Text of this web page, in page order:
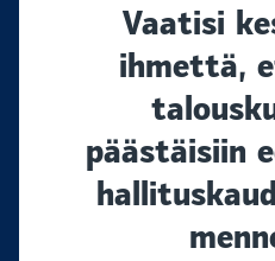
Vaatisi
ihmettä,
päästäisiin